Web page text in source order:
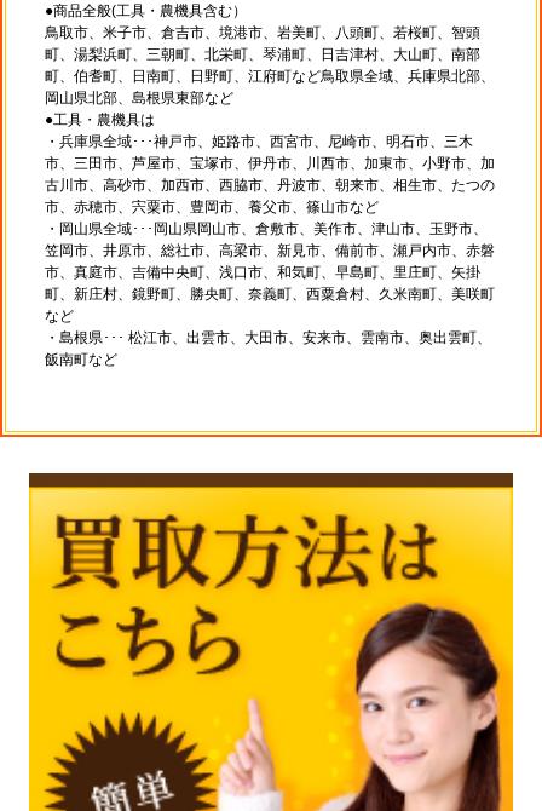
●商品全般(工具・農機具含む）
鳥取市、米子市、倉吉市、境港市、岩美町、八頭町、若桜町、智頭
町、湯梨浜町、三朝町、北栄町、琴浦町、日吉津村、大山町、南部
町、伯耆町、日南町、日野町、江府町など鳥取県全域、兵庫県北部、
岡山県北部、島根県東部など
●工具・農機具は
・兵庫県全域･･･神戸市、姫路市、西宮市、尼崎市、明石市、三木
市、三田市、芦屋市、宝塚市、伊丹市、川西市、加東市、小野市、加
古川市、高砂市、加西市、西脇市、丹波市、朝来市、相生市、たつの
市、赤穂市、宍粟市、豊岡市、養父市、篠山市など
・岡山県全域･･･岡山県岡山市、倉敷市、美作市、津山市、玉野市、
笠岡市、井原市、総社市、高梁市、新見市、備前市、瀬戸内市、赤磐
市、真庭市、吉備中央町、浅口市、和気町、早島町、里庄町、矢掛
町、新庄村、鏡野町、勝央町、奈義町、西粟倉村、久米南町、美咲町
など
・島根県･･･ 松江市、出雲市、大田市、安来市、雲南市、奥出雲町、
飯南町など